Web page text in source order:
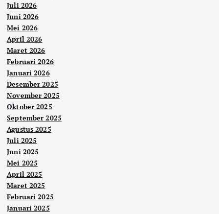
Juli 2026
Juni 2026
Mei 2026
April 2026
Maret 2026
Februari 2026
Januari 2026
Desember 2025
November 2025
Oktober 2025
September 2025
Agustus 2025
Juli 2025
Juni 2025
Mei 2025
April 2025
Maret 2025
Februari 2025
Januari 2025